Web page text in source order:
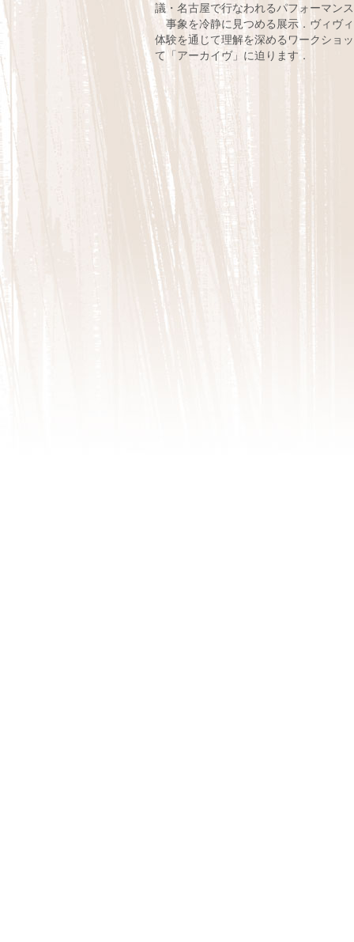
議・名古屋で行なわれるパフォーマン
事象を冷静に見つめる展示．ヴィヴ
体験を通じて理解を深めるワークショ
て「アーカイヴ」に迫ります．